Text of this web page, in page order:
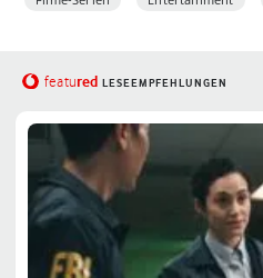
featured LESEEMPFEHLUNGEN